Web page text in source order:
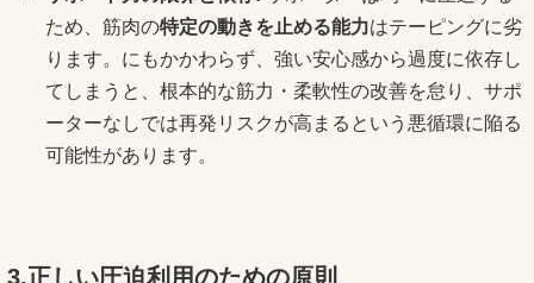
ため、筋肉の特定の動きを止める能力はテーピングに劣
ります。にもかかわらず、強い安心感から過度に依存し
てしまうと、根本的な筋力・柔軟性の改善を怠り、サポ
ーターなしでは再発リスクが高まるという悪循環に陥る
可能性があります。
3.正しい圧迫利用のための原則